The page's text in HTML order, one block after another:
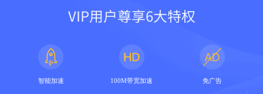
VIP用户尊享6大特权
智能加速 100M带宽加速 免广告